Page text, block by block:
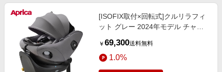
[ISOFIX取付×回転式]クルリラフィ
ット グレー 2024年モデル チャイ
ドシート・抱っこ紐 チャイルドシ
ート・カー用品
￥ 69,300送料無料
1.0%